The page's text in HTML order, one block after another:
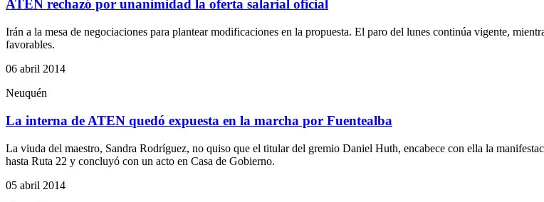
ATEN rechazó por unanimidad la oferta salarial oficial
Irán a la mesa de negociaciones para plantear modificaciones en la propuesta. El paro del lunes continúa vigente,
favorables.
06 abril 2014
Neuquén
La interna de ATEN quedó expuesta en la marcha por Fuentealba
La viuda del maestro, Sandra Rodríguez, no quiso que el titular del gremio Daniel Huth, encabece con ella la
hasta Ruta 22 y concluyó con un acto en Casa de Gobierno.
05 abril 2014